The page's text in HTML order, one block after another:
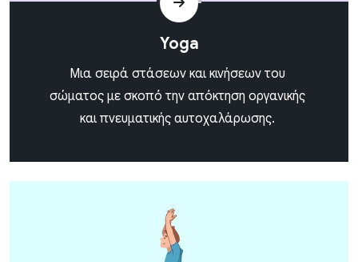
Yoga
Μια σειρά στάσεων και κινήσεων του
σώματος με σκοπό την απόκτηση οργανικής
και πνευματικής αυτοχαλάρωσης.